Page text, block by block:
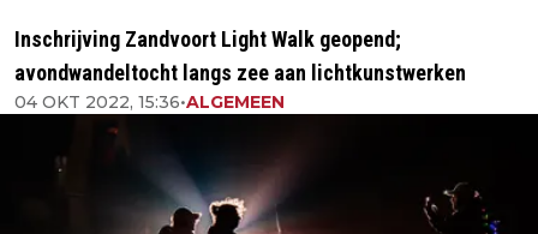
Inschrijving Zandvoort Light Walk geopend;
avondwandeltocht langs zee aan lichtkunstwerken
04 OKT 2022, 15:36•ALGEMEEN